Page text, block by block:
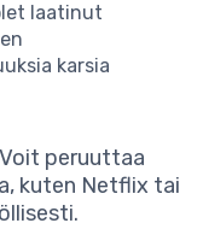
laatinut
karsia
Voit peruuttaa
kuten Netflix tai